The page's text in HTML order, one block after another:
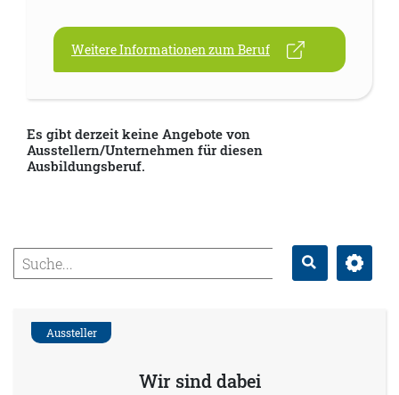
Weitere Informationen zum Beruf
Es gibt derzeit keine Angebote von
Ausstellern/Unternehmen für diesen
Ausbildungsberuf.
Suche
Aussteller
Wir sind dabei